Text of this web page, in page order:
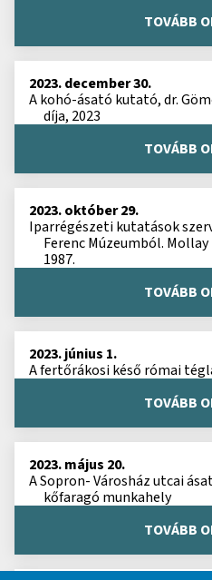
TOVÁBB
2023. december 30.
A kohó-ásató kutató, dr.
díja, 2023
TOVÁBB
2023. október 29.
Iparrégészeti kutatások
Ferenc Múzeumból.
1987.
TOVÁBB
2023. június 1.
A fertőrákosi késő római
TOVÁBB
2023. május 20.
A Sopron- Városház utcai
kőfaragó munkahely
TOVÁBB